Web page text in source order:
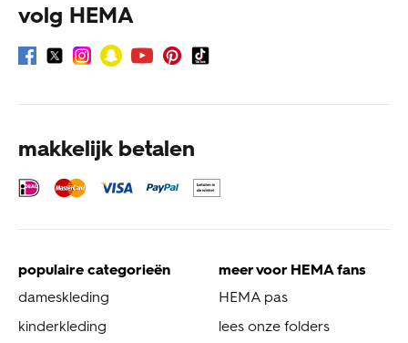
volg HEMA
makkelijk betalen
populaire categorieën
dameskleding
kinderkleding
meer voor HEMA fans
HEMA pas
lees onze folders